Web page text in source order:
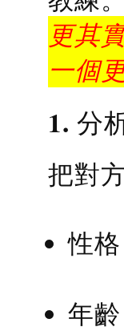
更其
一個
1. 分
把對
性
年齡